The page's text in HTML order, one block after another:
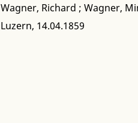
Wagner, Richard ; Wagner,
Luzern, 14.04.1859